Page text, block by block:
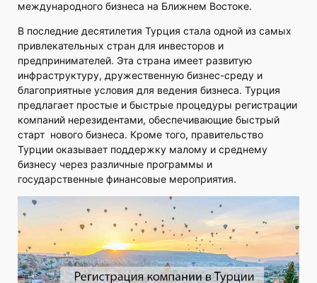
международного бизнеса на Ближнем Востоке.
В последние десятилетия Турция стала одной из самых
привлекательных стран для инвесторов и
предпринимателей. Эта страна имеет развитую
инфраструктуру, дружественную бизнес-среду и
благоприятные условия для ведения бизнеса. Турция
предлагает простые и быстрые процедуры регистрации
компаний нерезидентами, обеспечивающие быстрый
старт нового бизнеса. Кроме того, правительство
Турции оказывает поддержку малому и среднему
бизнесу через различные программы и
государственные финансовые мероприятия.